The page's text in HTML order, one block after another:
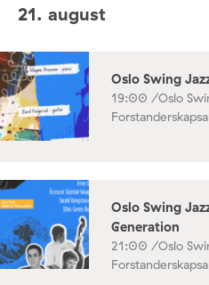
21. august
Oslo Swing
19:00 /Oslo
Oslo Swing
Generation
21:00 /Oslo